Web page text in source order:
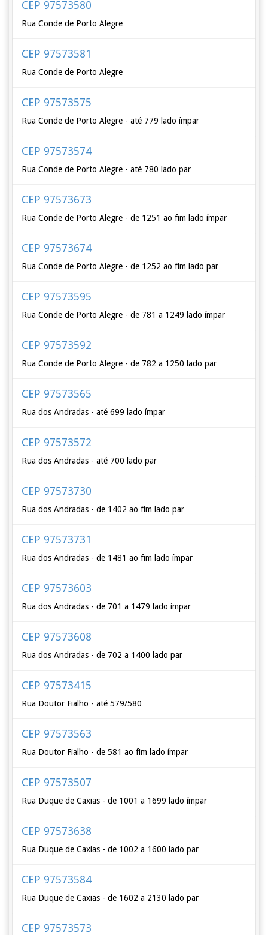
CEP 97573580
Rua Conde de Porto Alegre
CEP 97573581
Rua Conde de Porto Alegre
CEP 97573575
Rua Conde de Porto Alegre - até 779 lado ímpar
CEP 97573574
Rua Conde de Porto Alegre - até 780 lado par
CEP 97573673
Rua Conde de Porto Alegre - de 1251 ao fim lado ímpar
CEP 97573674
Rua Conde de Porto Alegre - de 1252 ao fim lado par
CEP 97573595
Rua Conde de Porto Alegre - de 781 a 1249 lado ímpar
CEP 97573592
Rua Conde de Porto Alegre - de 782 a 1250 lado par
CEP 97573565
Rua dos Andradas - até 699 lado ímpar
CEP 97573572
Rua dos Andradas - até 700 lado par
CEP 97573730
Rua dos Andradas - de 1402 ao fim lado par
CEP 97573731
Rua dos Andradas - de 1481 ao fim lado ímpar
CEP 97573603
Rua dos Andradas - de 701 a 1479 lado ímpar
CEP 97573608
Rua dos Andradas - de 702 a 1400 lado par
CEP 97573415
Rua Doutor Fialho - até 579/580
CEP 97573563
Rua Doutor Fialho - de 581 ao fim lado ímpar
CEP 97573507
Rua Duque de Caxias - de 1001 a 1699 lado ímpar
CEP 97573638
Rua Duque de Caxias - de 1002 a 1600 lado par
CEP 97573584
Rua Duque de Caxias - de 1602 a 2130 lado par
CEP 97573573